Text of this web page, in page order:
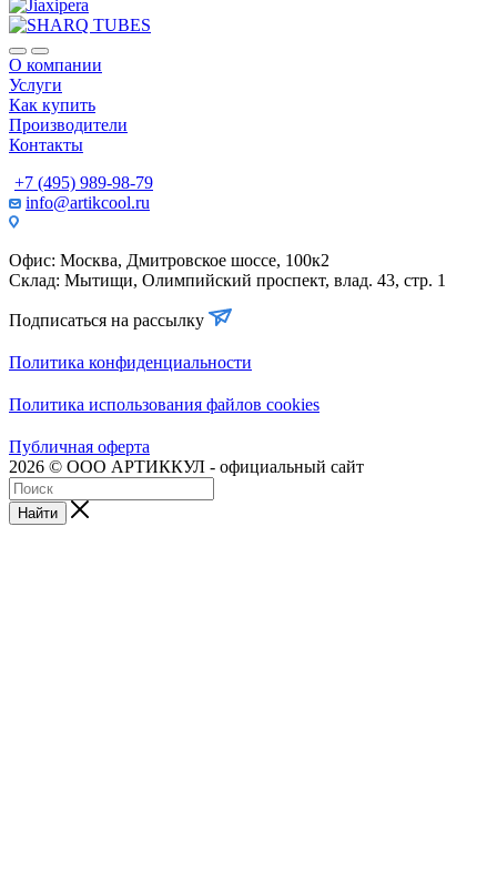
О компании
Услуги
Как купить
Производители
Контакты
+7 (495) 989-98-79
info@artikcool.ru
Офис: Москва, Дмитровское шоссе, 100к2
Склад: Мытищи, Олимпийский проспект, влад. 43, стр. 1
Подписаться на рассылку
Политика конфиденциальности
Политика использования файлов cookies
Публичная оферта
2026 © ООО АРТИККУЛ - официальный сайт
Найти